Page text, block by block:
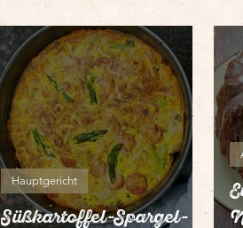
Süßkartoffel-Spargel-
Hauptgericht